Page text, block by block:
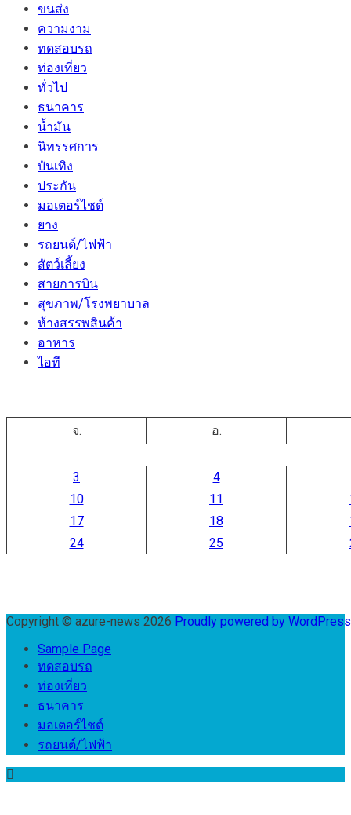
ขนส่ง
ความงาม
ทดสอบรถ
ท่องเที่ยว
ทั่วไป
ธนาคาร
น้ำมัน
นิทรรศการ
บันเทิง
ประกัน
มอเตอร์ไชต์
ยาง
รถยนต์/ไฟฟ้า
สัตว์เลี้ยง
สายการบิน
สุขภาพ/โรงพยาบาล
ห้างสรรพสินค้า
อาหาร
ไอที
จ. อ.
3
4
10
11
17
18
24
25
Copyright © azure-news 2026 Proudly powered by
Sample Page
ทดสอบรถ
ท่องเที่ยว
ธนาคาร
มอเตอร์ไชต์
รถยนต์/ไฟฟ้า